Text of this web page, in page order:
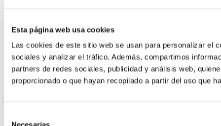
Esta página web usa cookies
Las cookies de este sitio web se usan para personalizar el
sociales y analizar el tráfico. Además, compartimos
partners de redes sociales, publicidad y análisis web,
proporcionado o que hayan recopilado a partir del uso que
Hosting para Moodle
El LMS más potente para formación